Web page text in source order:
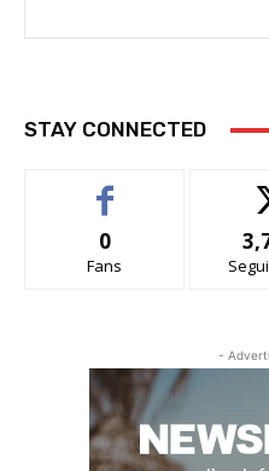
STAY CONNECTED
0
Fans
-